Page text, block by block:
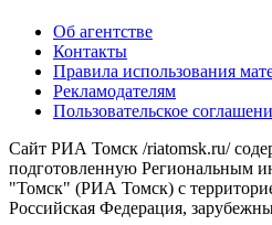
Об агентстве
Контакты
Правила использования
Рекламодателям
Пользовательское
Сайт РИА Томск /riatomsk.ru/
подготовленную Региональным
"Томск" (РИА Томск) с
Российская Федерация,